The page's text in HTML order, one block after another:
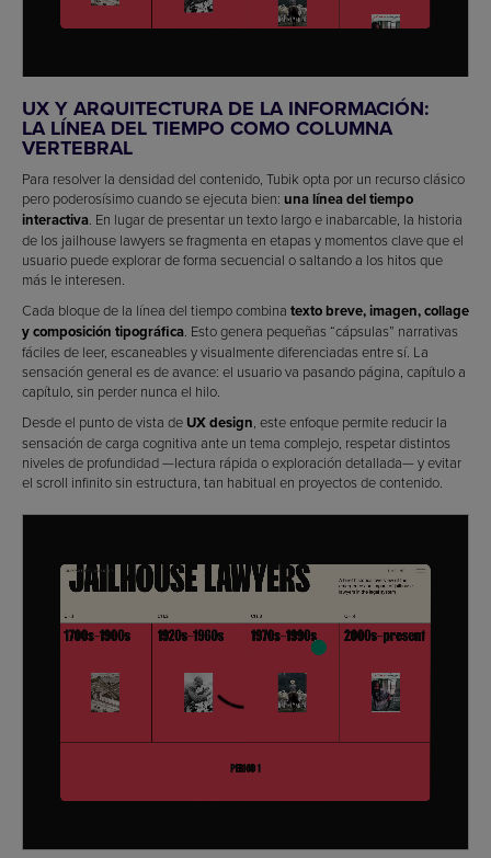
UX Y ARQUITECTURA DE LA INFORMACIÓN:
LA LÍNEA DEL TIEMPO COMO COLUMNA
VERTEBRAL
Para resolver la densidad del contenido, Tubik opta por un recurso clásico
pero poderosísimo cuando se ejecuta bien: una línea del tiempo
interactiva. En lugar de presentar un texto largo e inabarcable, la historia
de los jailhouse lawyers se fragmenta en etapas y momentos clave que el
usuario puede explorar de forma secuencial o saltando a los hitos que
más le interesen.
Cada bloque de la línea del tiempo combina texto breve, imagen, collage
y composición tipográfica. Esto genera pequeñas “cápsulas” narrativas
fáciles de leer, escaneables y visualmente diferenciadas entre sí. La
sensación general es de avance: el usuario va pasando página, capítulo a
capítulo, sin perder nunca el hilo.
Desde el punto de vista de UX design, este enfoque permite reducir la
sensación de carga cognitiva ante un tema complejo, respetar distintos
niveles de profundidad —lectura rápida o exploración detallada— y evitar
el scroll infinito sin estructura, tan habitual en proyectos de contenido.